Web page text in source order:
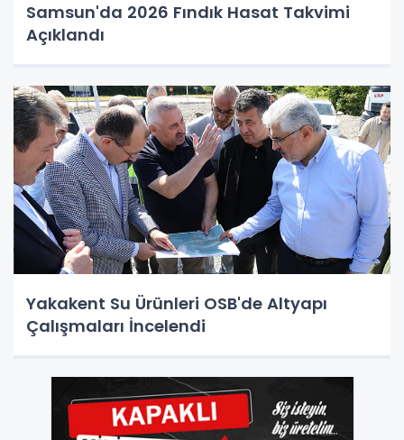
Samsun'da 2026 Fındık Hasat Takvimi
Açıklandı
Yakakent Su Ürünleri OSB'de Altyapı
Çalışmaları İncelendi